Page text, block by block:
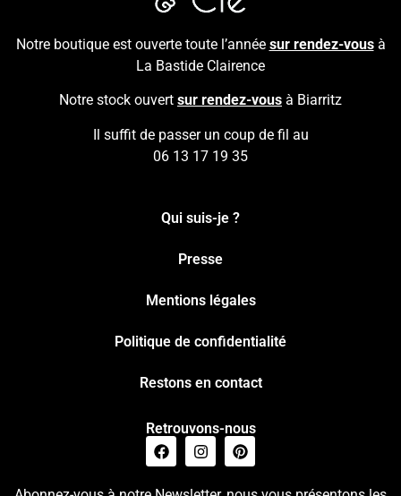
Notre boutique est ouverte toute l’année sur rendez-vousà
La Bastide Clairence
Notre stock ouvert sur rendez-vous à Biarritz
Il suffit de passer un coup de fil au
06 13 17 19 35
Qui suis-je ?
Presse
Mentions légales
Politique de confidentialité
Restons en contact
Retrouvons-nous